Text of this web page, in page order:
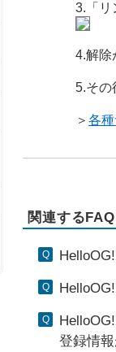
3.「リ
4.解除
5.その
＞ 各
関連するFAQ
登録情